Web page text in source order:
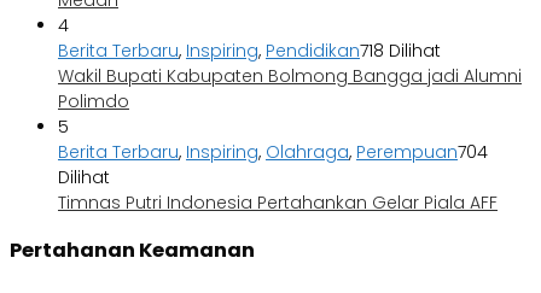
4
Berita Terbaru, Inspiring, Pendidikan718 Dilihat
Wakil Bupati Kabupaten Bolmong Bangga jadi Alumni
Polimdo
5
Berita Terbaru, Inspiring, Olahraga, Perempuan704
Dilihat
Timnas Putri Indonesia Pertahankan Gelar Piala AFF
Pertahanan Keamanan